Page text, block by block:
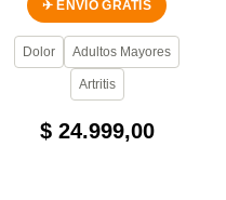
✈ ENVÍO GRATIS
Dolor Adultos Mayores
Artritis
$ 24.999,00